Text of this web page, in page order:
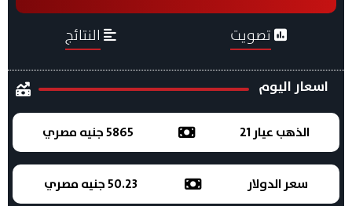
تصويت النتائج
اسعار اليوم
الذهب عيار 21 5865 جنيه مصري
سعر الدولار 50.23 جنيه مصري